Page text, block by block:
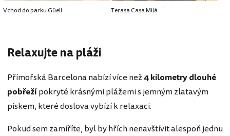
Vchod do parku Güell Terasa Casa Milá
Relaxujte na pláži
Přímořská Barcelona nabízí více než4 kilometry dlouhé
pobřežípokryté krásnými plážemi s jemným zlatavým
pískem, které doslova vybízí k relaxaci.
Pokud sem zamíříte, byl by hřích nenavštívit alespoň jednu